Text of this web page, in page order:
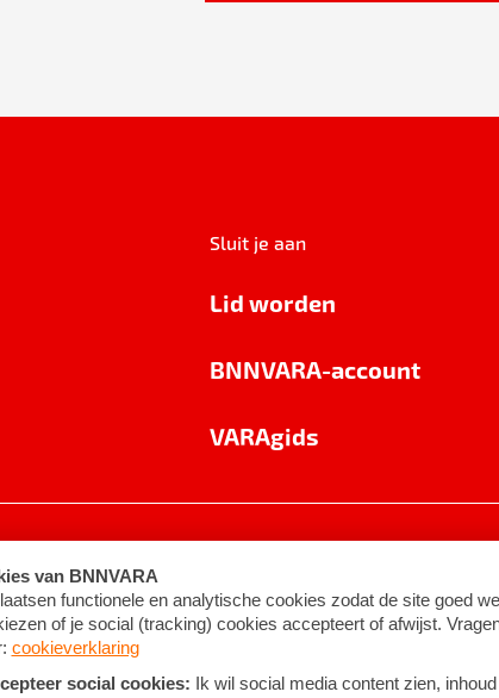
Sluit je aan
Lid worden
BNNVARA-account
VARAgids
Algemene voorwaarden ©2026BNNVARA